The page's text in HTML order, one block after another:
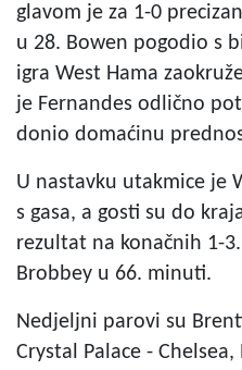
glavom je za 1-0
u 28. Bowen pogodio s
igra West Hama
je Fernandes odlično
donio domaćinu
U nastavku utakmice je
s gasa, a gosti su do
rezultat na konačnih 1-
Brobbey u 66. minuti.
Nedjeljni parovi su
Crystal Palace -